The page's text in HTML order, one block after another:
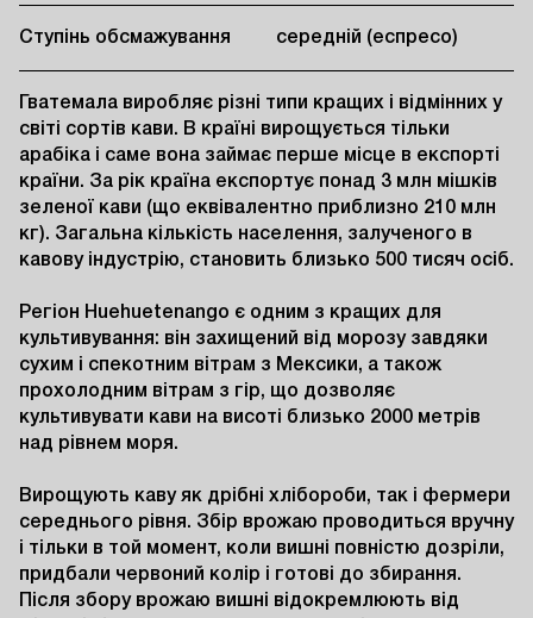
Ступінь обсмажування середній (еспресо)
Гватемала виробляє різні типи кращих і відмінних у
світі сортів кави. В країні вирощується тільки
арабіка і саме вона займає перше місце в експорті
країни. За рік країна експортує понад 3 млн мішків
зеленої кави (що еквівалентно приблизно 210 млн
кг). Загальна кількість населення, залученого в
кавову індустрію, становить близько 500 тисяч осіб.
Регіон Huehuetenango є одним з кращих для
культивування: він захищений від морозу завдяки
сухим і спекотним вітрам з Мексики, а також
прохолодним вітрам з гір, що дозволяє
культивувати кави на висоті близько 2000 метрів
над рівнем моря.
Вирощують каву як дрібні хлібороби, так і фермери
середнього рівня. Збір врожаю проводиться вручну
і тільки в той момент, коли вишні повністю дозріли,
придбали червоний колір і готові до збирання.
Після збору врожаю вишні відокремлюють від